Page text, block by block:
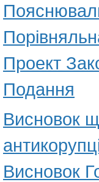
Проект
Подання
Висновок
Висновок